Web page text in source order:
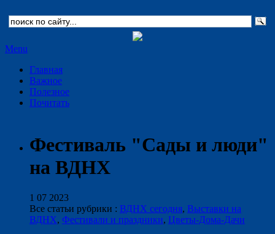
Menu
Главная
Важное
Полезное
Почитать
Фестиваль "Сады и люди"
на ВДНХ
1 07 2023
Все статьи рубрики : ВДНХ сегодня, Выставки на
ВДНХ, Фестивали и праздники, Цветы-Дома-Дачи